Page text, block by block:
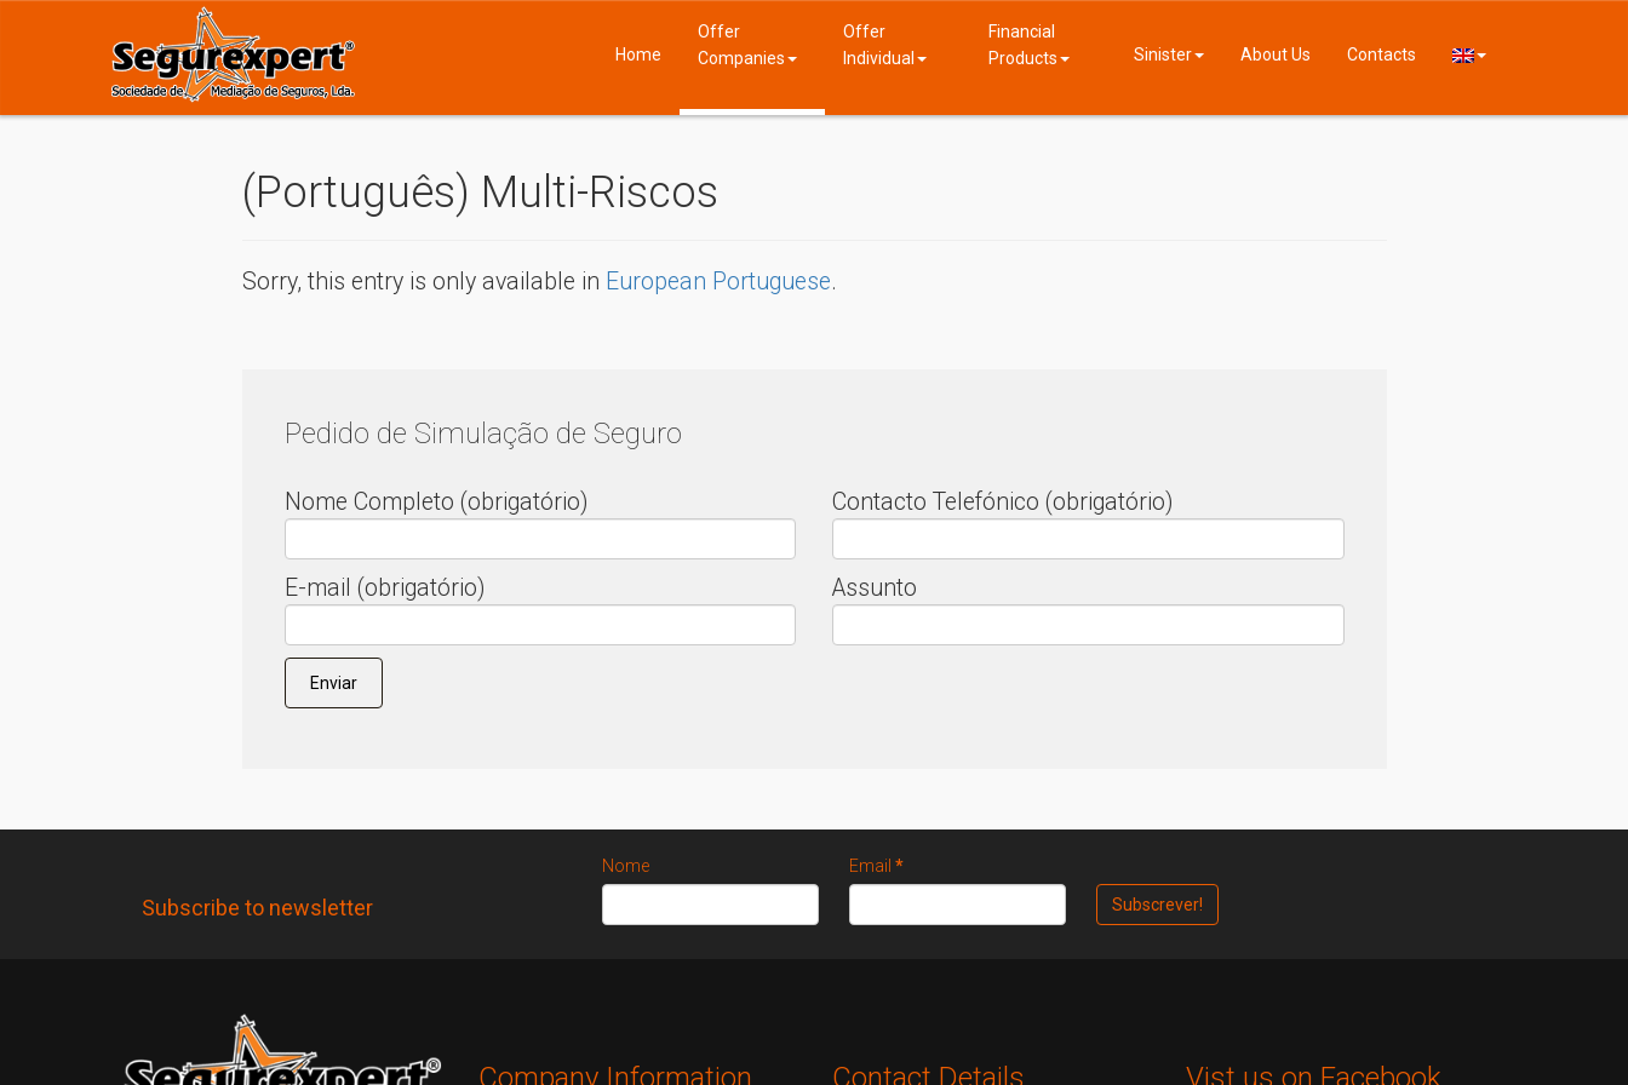
Home
Offer
Companies
Offer
Individual
Financial
Products
Sinister About Us Contacts
(Português) Multi-Riscos
Sorry, this entry is only available in European Portuguese.
Pedido de Simulação de Seguro
Nome Completo (obrigatório) Contacto Telefónico (obrigatório)
E-mail (obrigatório) Assunto
Subscribe to newsletter
Nome Email *
Company Information Contact Details Vist us on Facebook